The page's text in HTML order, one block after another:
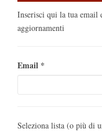
Inserisci qui la tua email
aggiornamenti
Email *
Seleziona lista (o più di